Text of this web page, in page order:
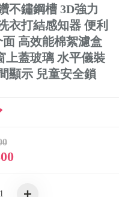
不鏽鋼槽 3D強力
衣打結感知器 便利
高效能棉絮濾盒
上蓋玻璃 水平儀裝
顯示 兒童安全鎖